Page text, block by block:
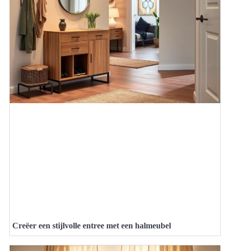
Creëer een stijlvolle entree met een halmeubel